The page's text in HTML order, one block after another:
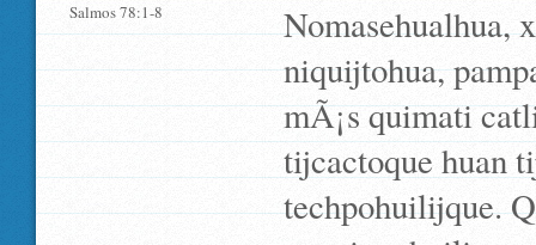
Salmos 78:1-8
Nomasehualhua,
niquijtohua,
mÃ¡s quimati
tijcactoque huan
techpohuilijque.